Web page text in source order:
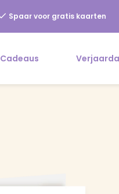
Spaar voor gratis kaarten
Cadeaus